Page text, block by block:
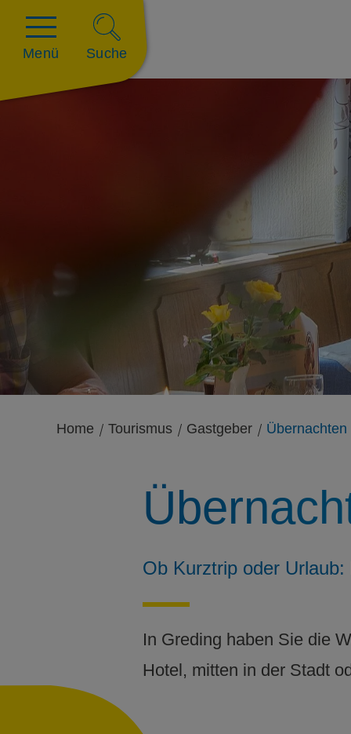
Menü Suche
Home Tourismus Gastgeber Übernachten
Ob Kurztrip oder
In Greding haben Sie die
Hotel, mitten in der Stadt